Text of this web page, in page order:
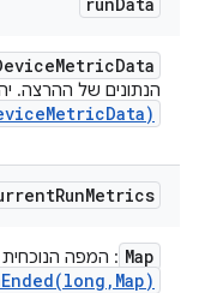
MetricData
הנתונים של ההרצה.
MetricData)
RunMetrics
Map : המפה
long , Map)